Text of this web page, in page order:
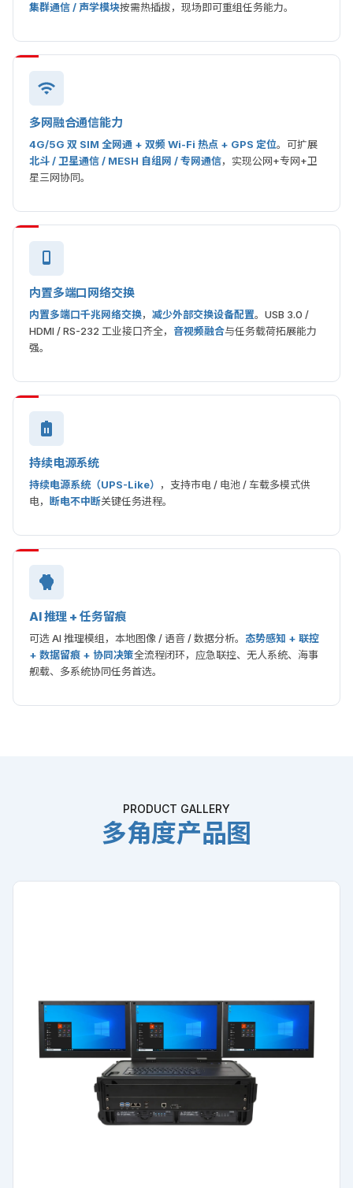
集群通信 / 声学模块按需热插拔，现场即可重组任务能力。
多网融合通信能力
4G/5G 双 SIM 全网通 + 双频 Wi-Fi 热点 + GPS 定位。可扩展
北斗 / 卫星通信 / MESH 自组网 / 专网通信，实现公网+专网+卫
星三网协同。
内置多端口网络交换
内置多端口千兆网络交换， 减少外部交换设备配置。USB 3.0 /
HDMI / RS-232 工业接口齐全， 音视频融合与任务载荷拓展能力
强。
持续电源系统
持续电源系统（UPS-Like）
，支持市电 / 电池 / 车载多模式供
电，
断电不中断关键任务进程。
AI 推理 + 任务留痕
可选 AI 推理模组，本地图像 / 语音 / 数据分析。 态势感知 + 联控
+ 数据留痕 + 协同决策全流程闭环，应急联控、无人系统、海事
舰载、多系统协同任务首选。
PRODUCT GALLERY
多角度产品图